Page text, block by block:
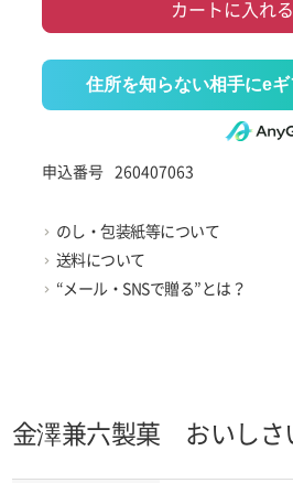
カートに入れる
住所を知らない相手にe
申込番号 260407063
のし・包装紙等について
送料について
“メール・SNSで贈る”とは？
金澤兼六製菓 おいしさ